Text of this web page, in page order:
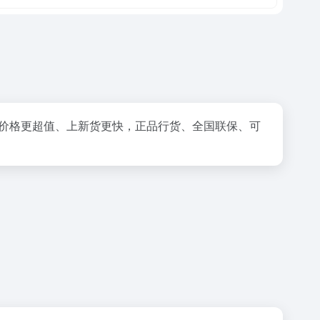
格更超值、上新货更快，正品行货、全国联保、可